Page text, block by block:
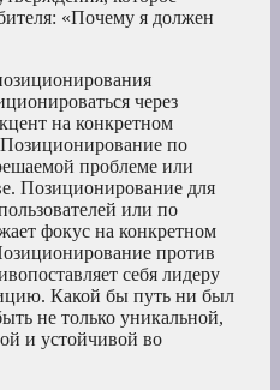
«Почему я должен
через
на конкретном
по
проблеме или
Позиционирование для
или по
фокус на конкретном
против
себя лидеру
Какой бы путь ни был
не только уникальной,
и устойчивой во